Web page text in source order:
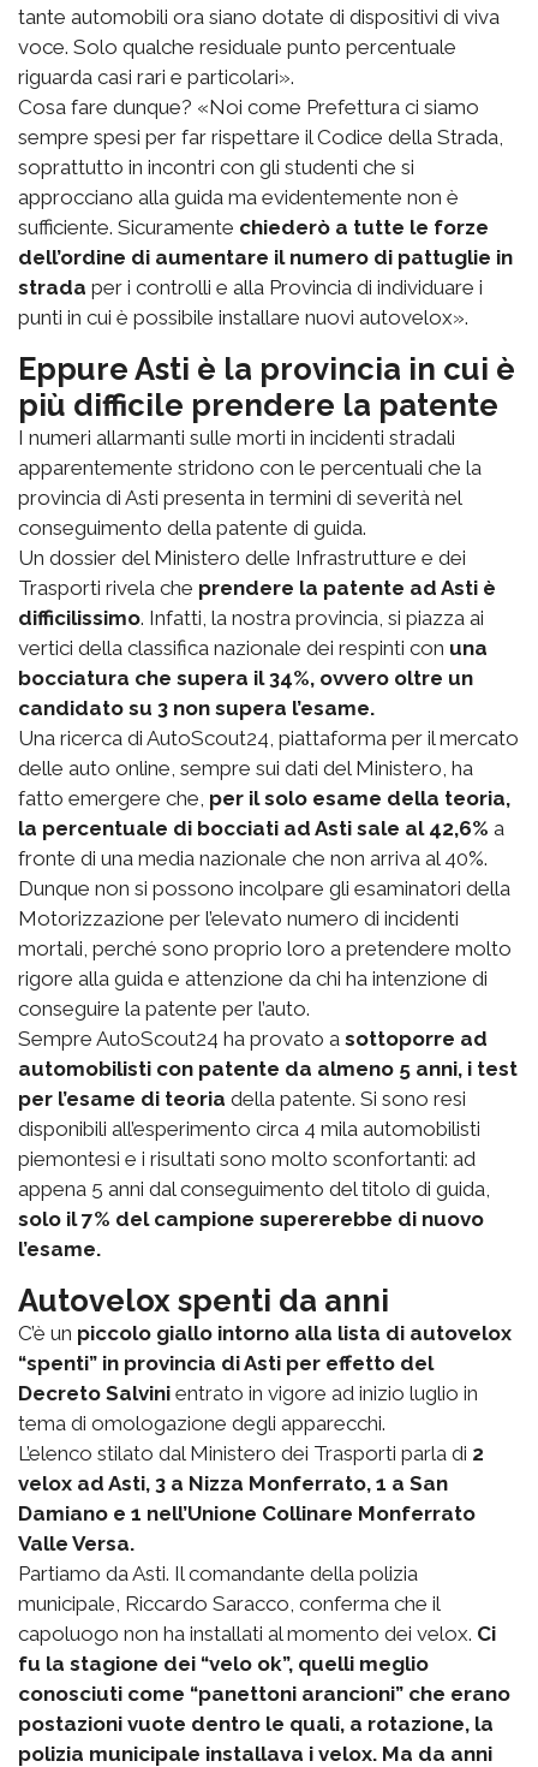
tante automobili ora siano dotate di dispositivi di viva
voce. Solo qualche residuale punto percentuale
riguarda casi rari e particolari».
Cosa fare dunque? «Noi come Prefettura ci siamo
sempre spesi per far rispettare il Codice della Strada,
soprattutto in incontri con gli studenti che si
approcciano alla guida ma evidentemente non è
sufficiente. Sicuramente chiederò a tutte le forze
dell’ordine di aumentare il numero di pattuglie in
strada per i controlli e alla Provincia di individuare i
punti in cui è possibile installare nuovi autovelox».
Eppure Asti è la provincia in cui è
più difficile prendere la patente
I numeri allarmanti sulle morti in incidenti stradali
apparentemente stridono con le percentuali che la
provincia di Asti presenta in termini di severità nel
conseguimento della patente di guida.
Un dossier del Ministero delle Infrastrutture e dei
Trasporti rivela che prendere la patente ad Asti è
difficilissimo. Infatti, la nostra provincia, si piazza ai
vertici della classifica nazionale dei respinti con una
bocciatura che supera il 34%, ovvero oltre un
candidato su 3 non supera l’esame.
Una ricerca di AutoScout24, piattaforma per il mercato
delle auto online, sempre sui dati del Ministero, ha
fatto emergere che, per il solo esame della teoria,
la percentuale di bocciati ad Asti sale al 42,6% a
fronte di una media nazionale che non arriva al 40%.
Dunque non si possono incolpare gli esaminatori della
Motorizzazione per l’elevato numero di incidenti
mortali, perché sono proprio loro a pretendere molto
rigore alla guida e attenzione da chi ha intenzione di
conseguire la patente per l’auto.
Sempre AutoScout24 ha provato a sottoporre ad
automobilisti con patente da almeno 5 anni, i test
per l’esame di teoria della patente. Si sono resi
disponibili all’esperimento circa 4 mila automobilisti
piemontesi e i risultati sono molto sconfortanti: ad
appena 5 anni dal conseguimento del titolo di guida,
solo il 7% del campione supererebbe di nuovo
l’esame.
Autovelox spenti da anni
C’è un piccolo giallo intorno alla lista di autovelox
“spenti” in provincia di Asti per effetto del
Decreto Salvini entrato in vigore ad inizio luglio in
tema di omologazione degli apparecchi.
L’elenco stilato dal Ministero dei Trasporti parla di 2
velox ad Asti, 3 a Nizza Monferrato, 1 a San
Damiano e 1 nell’Unione Collinare Monferrato
Valle Versa.
Partiamo da Asti. Il comandante della polizia
municipale, Riccardo Saracco, conferma che il
capoluogo non ha installati al momento dei velox. Ci
fu la stagione dei “velo ok”, quelli meglio
conosciuti come “panettoni arancioni” che erano
postazioni vuote dentro le quali, a rotazione, la
polizia municipale installava i velox. Ma da anni